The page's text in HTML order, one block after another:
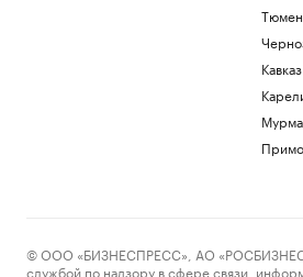
Кавказ
© ООО «БИЗНЕСПРЕСС», АО
службой по надзору в сфере связи,